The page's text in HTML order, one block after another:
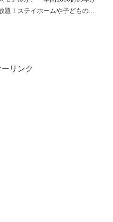
題！ステイホームや子どもの夏
リンク